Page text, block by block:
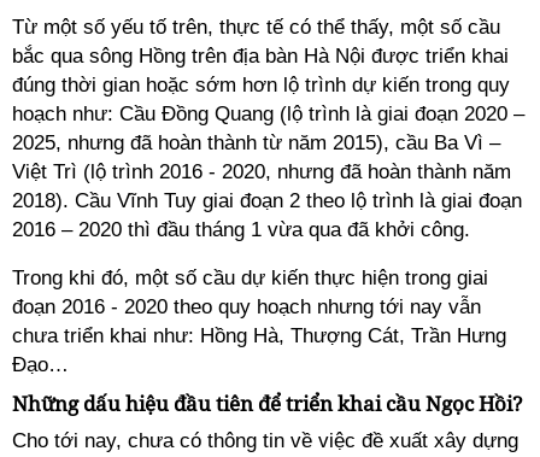
Từ một số yếu tố trên, thực tế có thể thấy, một số cầu
bắc qua sông Hồng trên địa bàn Hà Nội được triển khai
đúng thời gian hoặc sớm hơn lộ trình dự kiến trong quy
hoạch như: Cầu Đồng Quang (lộ trình là giai đoạn 2020 –
2025, nhưng đã hoàn thành từ năm 2015), cầu Ba Vì –
Việt Trì (lộ trình 2016 - 2020, nhưng đã hoàn thành năm
2018). Cầu Vĩnh Tuy giai đoạn 2 theo lộ trình là giai đoạn
2016 – 2020 thì đầu tháng 1 vừa qua đã khởi công.
Trong khi đó, một số cầu dự kiến thực hiện trong giai
đoạn 2016 - 2020 theo quy hoạch nhưng tới nay vẫn
chưa triển khai như: Hồng Hà, Thượng Cát, Trần Hưng
Đạo…
Những dấu hiệu đầu tiên để triển khai cầu Ngọc Hồi?
Cho tới nay, chưa có thông tin về việc đề xuất xây dựng